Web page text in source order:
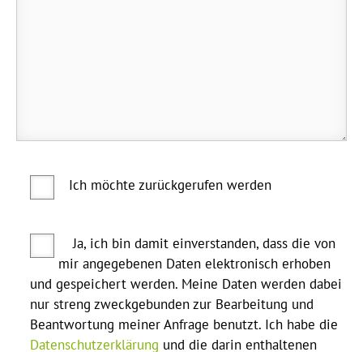
Ich möchte zurückgerufen werden
Ja, ich bin damit einverstanden, dass die von
mir angegebenen Daten elektronisch erhoben
und gespeichert werden. Meine Daten werden dabei
nur streng zweckgebunden zur Bearbeitung und
Beantwortung meiner Anfrage benutzt. Ich habe die
Datenschutzerklärung und die darin enthaltenen